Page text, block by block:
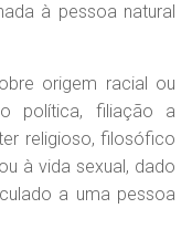
à pessoa natural
origem racial ou
política, filiação a
religioso, filosófico
à vida sexual, dado
a uma pessoa